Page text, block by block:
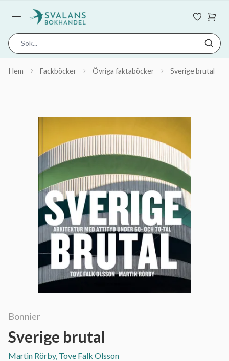
Hem Fackböcker Övriga faktaböcker Sverige brutal
Bonnier
Sverige brutal
Martin Rörby, Tove Falk Olsson